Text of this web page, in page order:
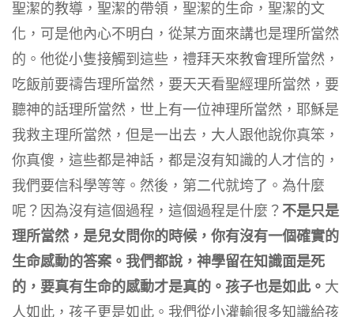
聖潔的教導，聖潔的帶領，聖潔的生命，聖潔的文
化，可是他內心不明白，從某方面來講也是理所當然
的。他從小隻接觸到這些，禮拜天來教會理所當然，
吃飯前要禱告理所當然，要天天看聖經理所當然，要
聽神的話理所當然，世上有一位神理所當然，耶穌是
我救主理所當然，但是一出去，大人跟他說你真笨，
你真傻，這些都是神話，都是沒有知識的人才信的，
我們要信科學等等。然後，第二代就垮了。為什麼
呢？因為沒有這個過程，這個過程是什麼？ 不是只是
理所當然，是兒女問你的時候，你有沒有一個確實的
生命感動的答案。我們都說，神學留在知識面是死
的，要真有生命的感動才是真的。孩子也是如此。 大
人如此，孩子更是如此。我們從小灌輸很多知識給孩